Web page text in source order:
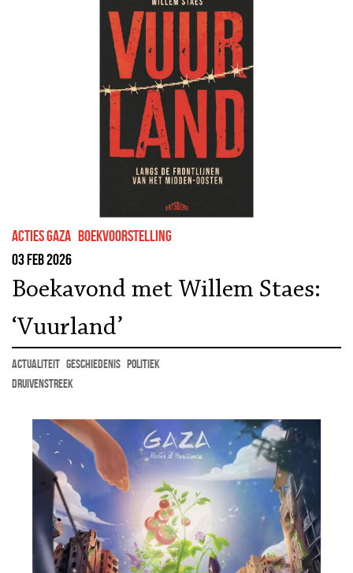
Acties Gaza boekvoorstelling
03 feb 2026
Boekavond met Willem Staes:
‘Vuurland’
actualiteit geschiedenis politiek
Druivenstreek